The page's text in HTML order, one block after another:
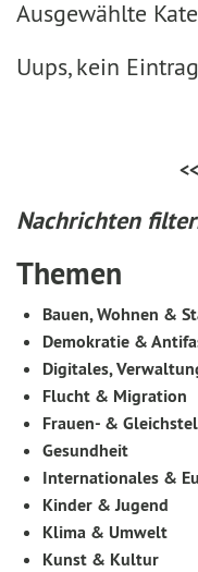
Ausgewählte
Uups, kein
<<
Nachrichten
Themen
Bauen, Wohnen &
Demokratie &
Digitales,
Flucht & Migration
Frauen- &
Gesundheit
Internationales &
Kinder & Jugend
Klima & Umwelt
Kunst & Kultur